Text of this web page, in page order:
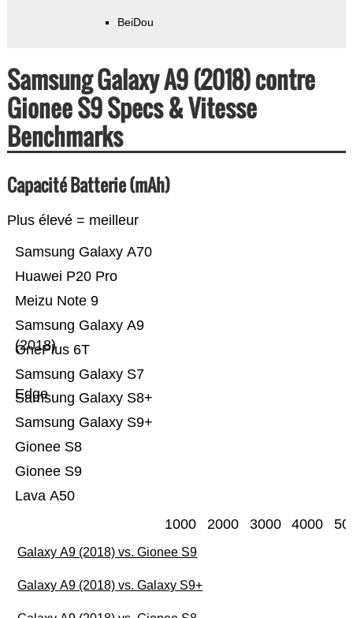
BeiDou
Samsung Galaxy A9 (2018) contre
Gionee S9 Specs & Vitesse
Benchmarks
Capacité Batterie (mAh)
Plus élevé = meilleur
Lava A50
Gionee S9
Gionee S8
Samsung Galaxy S9+
Samsung Galaxy S8+
Samsung Galaxy S7
Edge
OnePlus 6T
Samsung Galaxy A9
(2018)
Meizu Note 9
Huawei P20 Pro
Samsung Galaxy A70
1000 2000 3000 4000
Galaxy A9 (2018) vs. Gionee S9
Galaxy A9 (2018) vs. Galaxy S9+